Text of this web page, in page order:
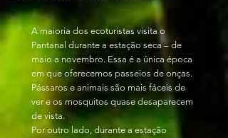
A maioria dos ecoturistas visita o
Pantanal durante a estação seca – de
maio a novembro. Essa é a única época
em que oferecemos passeios de onças.
Pássaros e animais são mais fáceis de
ver e os mosquitos quase desaparecem
de vista.
Por outro lado, durante a estação